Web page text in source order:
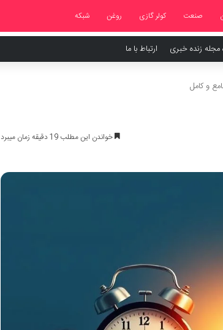
صنعت کولر گازی روغن شبکه
مجله زنده خبری ارتباط با ما
و کامل
خواندن این مطلب 19 دقیقه زمان میبرد